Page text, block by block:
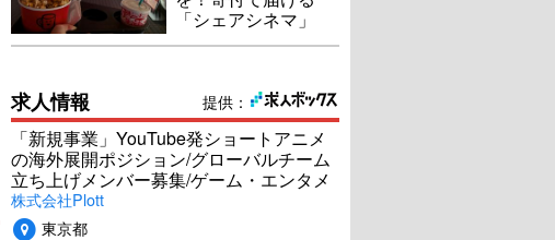
「シェアシネマ」
提供：
求人情報
「新規事業」YouTube発ショートアニメ
の海外展開ポジション/グローバルチーム
立ち上げメンバー募集/ゲーム・エンタメ
株式会社Plott
東京都